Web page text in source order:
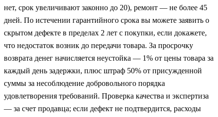
нет, срок увеличивают законно до 20), ремонт — не более 45
дней. По истечении гарантийного срока вы можете заявить о
скрытом дефекте в пределах 2 лет с покупки, если докажете,
что недостаток возник до передачи товара. За просрочку
возврата денег начисляется неустойка — 1% от цены товара за
каждый день задержки, плюс штраф 50% от присужденной
суммы за несоблюдение добровольного порядка
удовлетворения требований. Проверка качества и экспертиза
— за счет продавца; если дефект не подтвердится, расходы